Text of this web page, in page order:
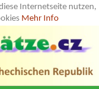
Internetseite nutzen,
Mehr Info